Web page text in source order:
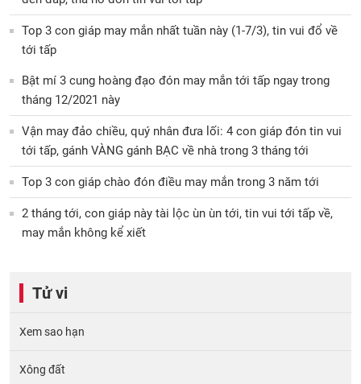
Top 3 con giáp may mắn nhất tuần này (1-7/3), tin vui đổ về
tới tấp
Bật mí 3 cung hoàng đạo đón may mắn tới tấp ngay trong
tháng 12/2021 này
Vận may đảo chiều, quý nhân đưa lối: 4 con giáp đón tin vui
tới tấp, gánh VÀNG gánh BẠC về nhà trong 3 tháng tới
Top 3 con giáp chào đón điều may mắn trong 3 năm tới
2 tháng tới, con giáp này tài lộc ùn ùn tới, tin vui tới tấp về,
may mắn không kể xiết
Tử vi
Xem sao hạn
Xông đất